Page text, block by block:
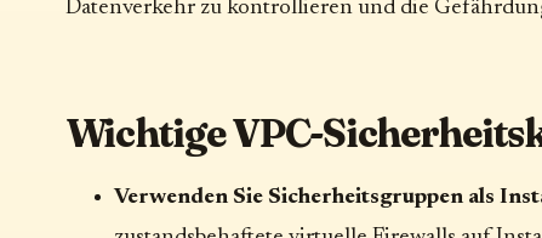
Datenverkehr zu kontrollieren und die
Wichtige VPC-
Verwenden Sie Sicherheitsgruppen als